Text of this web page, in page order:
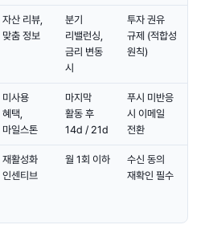
자산 리뷰,
맞춤 정보
분기
리밸런싱,
금리 변동
시
투자 권유
규제 (적합성
원칙)
미사용
혜택,
마일스톤
마지막
활동 후
14d / 21d
푸시 미반응
시 이메일
전환
재활성화
인센티브
월 1회 이하
수신 동의
재확인 필수